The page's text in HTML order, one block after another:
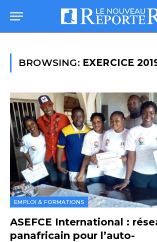
BROWSING: EXERCICE
EMPLOI & FORMATIONS
ASEFCE International :
panafricain pour l’auto-